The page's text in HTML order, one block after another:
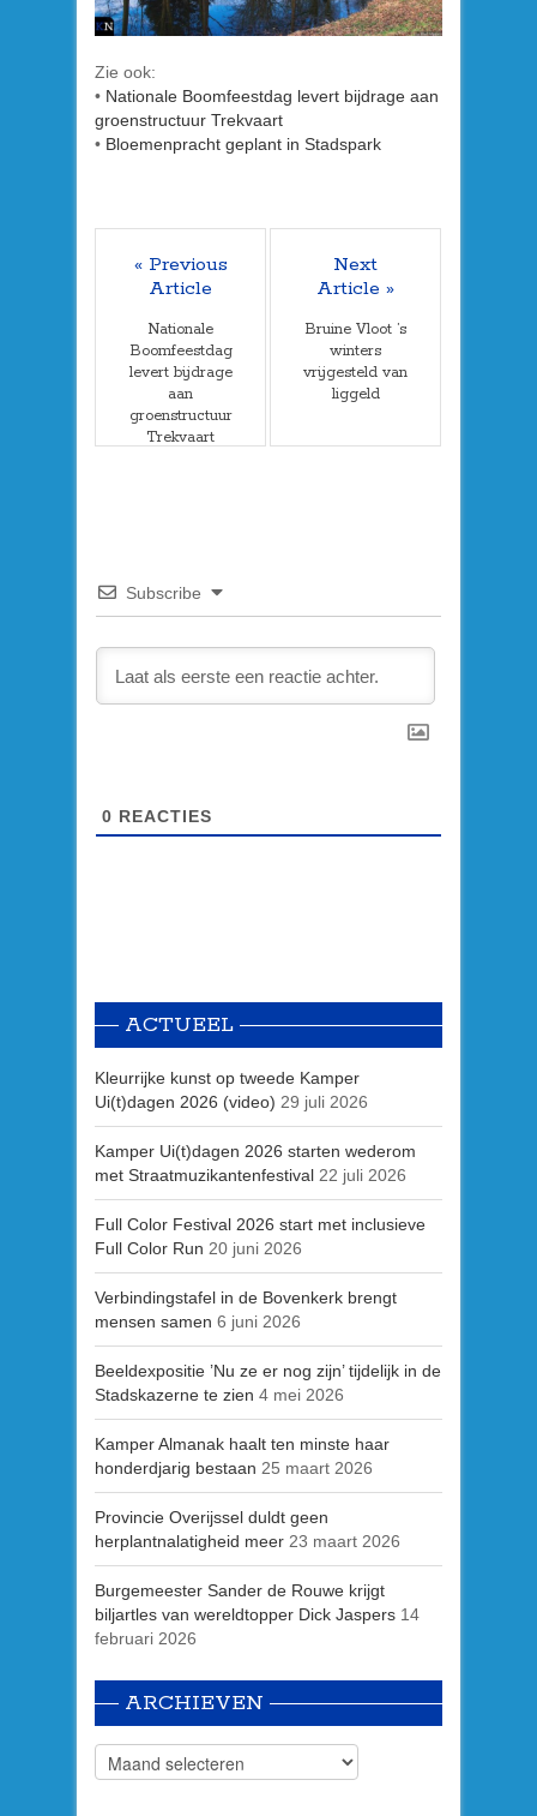
Zie ook:
• Nationale Boomfeestdag levert bijdrage aan
groenstructuur Trekvaart
• Bloemenpracht geplant in Stadspark
« Previous
Article
Nationale
Boomfeestdag
levert bijdrage
aan
groenstructuur
Trekvaart
Next
Article »
Bruine Vloot ’s
winters
vrijgesteld van
liggeld
Subscribe
0 REACTIES
ACTUEEL
Kleurrijke kunst op tweede Kamper
Ui(t)dagen 2026 (video) 29 juli 2026
Kamper Ui(t)dagen 2026 starten wederom
met Straatmuzikantenfestival 22 juli 2026
Full Color Festival 2026 start met inclusieve
Full Color Run 20 juni 2026
Verbindingstafel in de Bovenkerk brengt
mensen samen 6 juni 2026
Beeldexpositie ’Nu ze er nog zijn’ tijdelijk in de
Stadskazerne te zien 4 mei 2026
Kamper Almanak haalt ten minste haar
honderdjarig bestaan 25 maart 2026
Provincie Overijssel duldt geen
herplantnalatigheid meer 23 maart 2026
Burgemeester Sander de Rouwe krijgt
biljartles van wereldtopper Dick Jaspers 14
februari 2026
ARCHIEVEN